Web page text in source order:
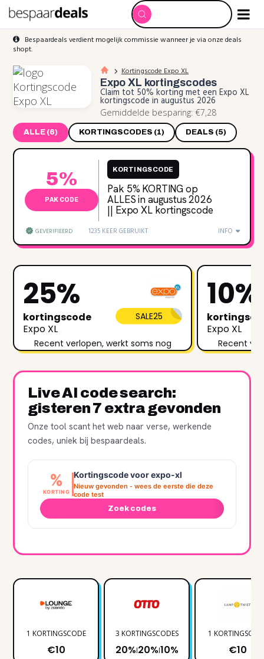
Bespaardeals verdient mogelijk commissie wanneer je via onze deals
shopt.
Kortingscode Expo XL
Expo XL kortingscodes
Claim tot 50% korting met een Expo XL
kortingscode in augustus 2026
Gemiddelde besparing: €7,28
ALLE (6) KORTINGSCODES (1) DEALS (5)
5%
PAK CODE
KORTINGSCODE
Pak 5% KORTING op
ALLES in augustus 2026
|| Expo XL kortingscode
GEVERIFIEERD 1235 KEER GEBRUIKT INFO
25%
kortingscode
Expo XL
SALE25
Recent verlopen, werkt soms nog
10%
Expo XL
Recent
Live AI code search:
gisteren 7 extra gevonden
Onze tool scant het web naar verse, werkende
codes, uniek bij bespaardeals.
%
KORTING
Kortingscode voor expo-xl
Nieuw gevonden - wees de eerste die deze
code test
Zoek codes
1 KORTINGSCODE
€10
3 KORTINGSCODES
20%|20%|10%
1
€10